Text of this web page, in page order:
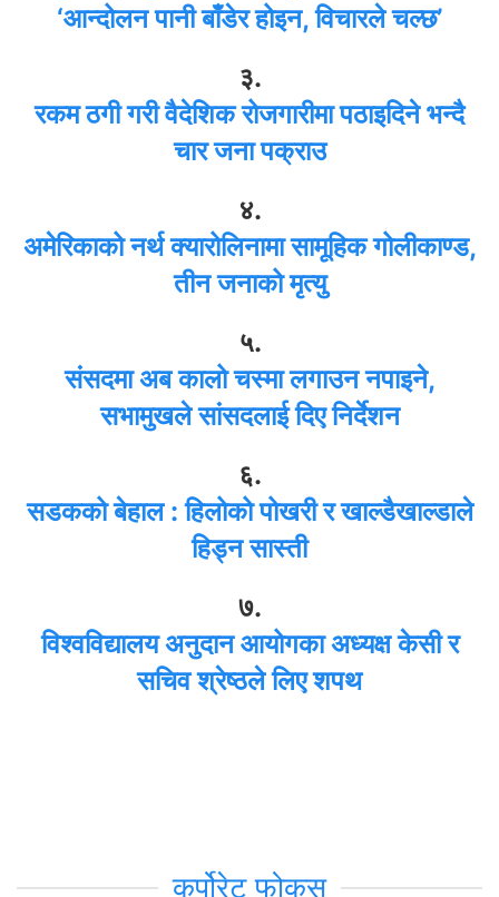
‘आन्दोलन पानी बाँडेर होइन, विचारले चल्छ’
३.
रकम ठगी गरी वैदेशिक रोजगारीमा पठाइदिने भन्दै
चार जना पक्राउ
४.
अमेरिकाको नर्थ क्यारोलिनामा सामूहिक गोलीकाण्ड,
तीन जनाको मृत्यु
५.
संसदमा अब कालो चस्मा लगाउन नपाइने,
सभामुखले सांसदलाई दिए निर्देशन
६.
सडकको बेहाल : हिलोको पोखरी र खाल्डैखाल्डाले
हिड्न सास्ती
७.
विश्वविद्यालय अनुदान आयोगका अध्यक्ष केसी र
सचिव श्रेष्ठले लिए शपथ
कर्पोरेट फोकस